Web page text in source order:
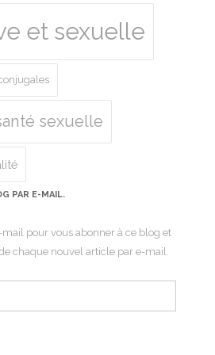
et sexuelle
sexuelle
PAR E-MAIL.
mail pour vous abonner à ce blog et
chaque nouvel article par e-mail.